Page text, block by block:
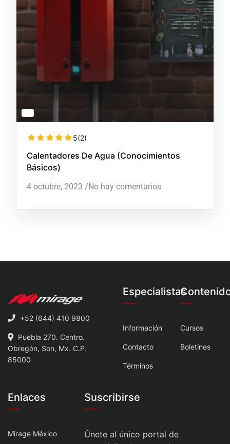
5(2)
Calentadores De Agua (conocimientos
Básicos)
4 octubre, 2023 / No hay comentarios
+52 (644) 410 9800
Puebla 270. Centro.
Obregón, Son, Mx. C.P.
85000
Especialistas
Información
Contacto
Términos
Cursos
Boletines
Enlaces
Mirage México
Suscribirse
Únete al único portal de